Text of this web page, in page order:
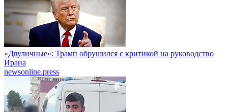
«Двуличные»: Трамп обрушился с критикой на руководство
Ирана
newsonline.press